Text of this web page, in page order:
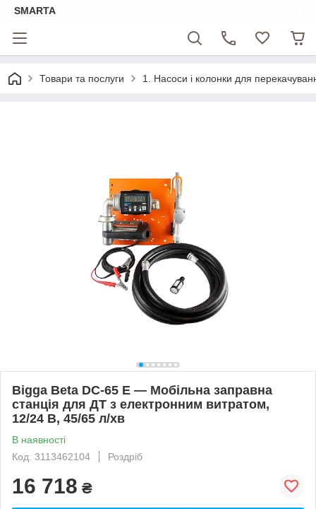
SMARTA
Товари та послуги 1. Насоси і колонки для
Bigga Beta DC-65 E — Мобільна заправна
станція для ДТ з електронним витратом,
12/24 В, 45/65 л/хв
В наявності
Код: 3113462104
Роздріб
16 718 ₴